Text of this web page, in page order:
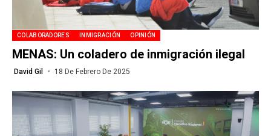
COLABORADORES INMIGRACIÓN OPINIÓN
MENAS: Un coladero de inmigración ilegal
David Gil 18 De Febrero De 2025